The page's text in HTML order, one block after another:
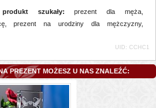
szukały: prezent dla męża,
,prezent na urodziny dla mężczyzny,
UID: CCHC1
PREZENT MOŻESZ U NAS ZNALEŹĆ: